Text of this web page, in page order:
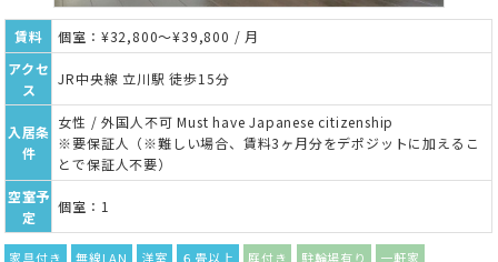
賃料
個室：¥32,800～¥39,800 / 月
アクセ
ス
JR中央線 立川駅 徒歩15分
入居条
件
女性 / 外国人不可 Must have Japanese citizenship
※要保証人（※難しい場合、賃料3ヶ月分をデポジットに加えるこ
とで保証人不要）
空室予
定
個室：1
家具付き 無線LAN 洋室 ６畳以上 庭付き 駐輪場有り
一軒家